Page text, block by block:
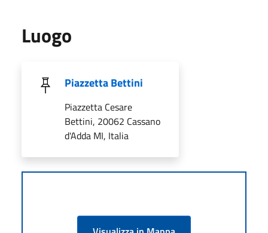
Luogo
Piazzetta Bettini
Piazzetta Cesare
Bettini, 20062 Cassano
d'Adda MI, Italia